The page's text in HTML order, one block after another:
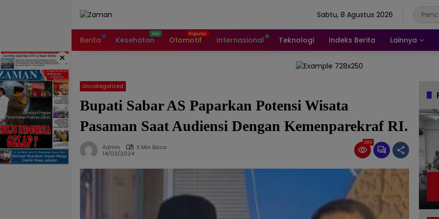
Sabtu, 8 Agustus 2026
Berita Kesehatan Otomotif Internasional Teknologi Indeks Berita Lainnya
×
Uncategorized
Bupati Sabar AS Paparkan Potensi Wisata
Pasaman Saat Audiensi Dengan Kemenparekraf RI.
Admin
3 Min Baca
14/03/2024
289